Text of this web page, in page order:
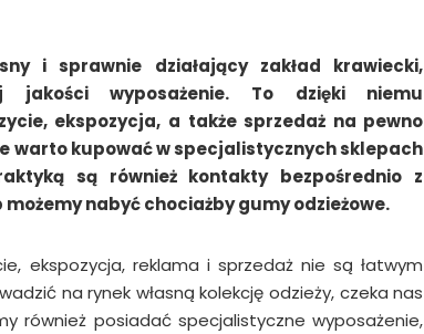
i sprawnie działający zakład krawiecki,
jakości wyposażenie. To dzięki niemu
ekspozycja, a także sprzedaż na pewno
warto kupować w specjalistycznych sklepach
są również kontakty bezpośrednio z
nabyć chociażby gumy odzieżowe.
ekspozycja, reklama i sprzedaż nie są łatwym
na rynek własną kolekcję odzieży, czeka nas
również posiadać specjalistyczne wyposażenie,